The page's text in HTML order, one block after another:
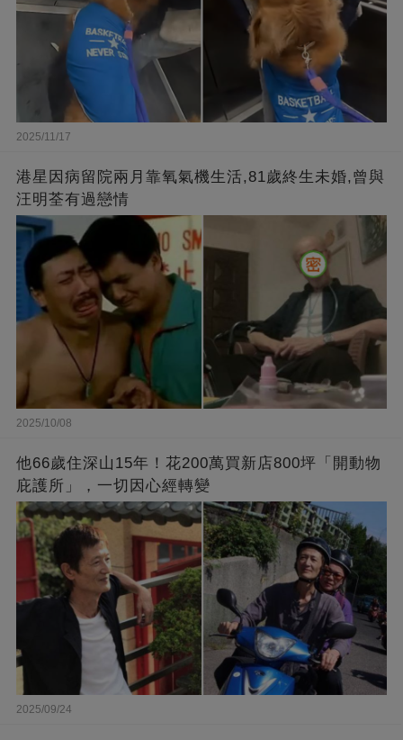
2025/11/17
港星因病留院兩月靠氧氣機生活,81歲終生未婚,曾與
汪明荃有過戀情
2025/10/08
他66歲住深山15年！花200萬買新店800坪「開動物
庇護所」，一切因心經轉變
2025/09/24